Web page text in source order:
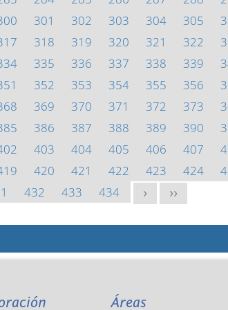
301 302 303 304 305
318 319 320 321 322
335 336 337 338 339
352 353 354 355 356
369 370 371 372 373
386 387 388 389 390
403 404 405 406 407
420 421 422 423 424
432 433 434 > >>
Áreas